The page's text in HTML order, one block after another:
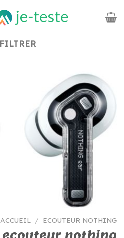
FILTRER
ACCUEIL / ECOUTEUR NOTHING